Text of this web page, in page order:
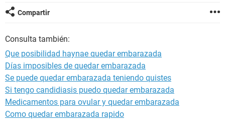
Compartir
Consulta también:
Que posibilidad haynae quedar embarazada
Días imposibles de quedar embarazada
Se puede quedar embarazada teniendo quistes
Si tengo candidiasis puedo quedar embarazada
Medicamentos para ovular y quedar embarazada
Como quedar embarazada rapido